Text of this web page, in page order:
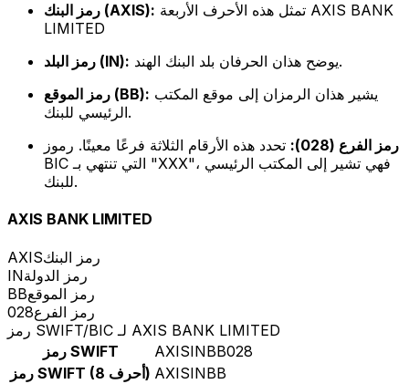
رمز البنك (AXIS):
LIMITED
رمز البلد (IN):
يوضح هذان الحرفان بلد البنك الهند.
رمز الموقع (BB):
الرئيسي للبنك.
رمز الفرع (028):
تحدد هذه الأرقام الثلاثة فرعًا معينًا. رموز
BIC التي تنتهي بـ "XXX"، فهي تشير إلى المكتب الرئيسي
للبنك.
AXIS BANK LIMITED
AXISرمز البنك
INرمز الدولة
BBرمز الموقع
028رمز الفرع
رمز SWIFT/BIC لـ AXIS BANK LIMITED
رمز SWIFT
AXISINBB028
رمز SWIFT (8 أحرف) AXISINBB